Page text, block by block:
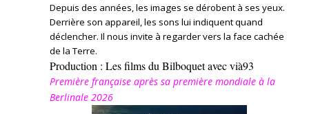
Depuis des années, les images se dérobent à ses yeux.
Derrière son appareil, les sons lui indiquent quand
déclencher. Il nous invite à regarder vers la face cachée
de la Terre.
Production : Les films du Bilboquet avec vià93
Première française après sa première mondiale à la
Berlinale 2026